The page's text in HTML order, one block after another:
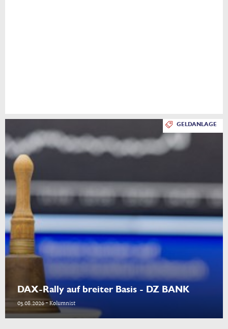
GELDANLAGE
DAX-Rally auf breiter Basis - DZ BANK
03.08.2026 - Kolumnist